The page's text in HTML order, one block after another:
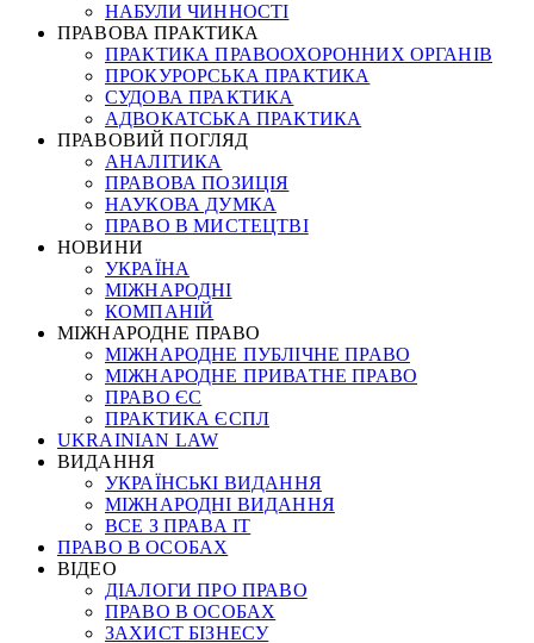
НАБУЛИ ЧИННОСТІ
ПРАВОВА ПРАКТИКА
ПРАКТИКА ПРАВООХОРОННИХ ОРГАНІВ
ПРОКУРОРСЬКА ПРАКТИКА
СУДОВА ПРАКТИКА
АДВОКАТСЬКА ПРАКТИКА
ПРАВОВИЙ ПОГЛЯД
АНАЛІТИКА
ПРАВОВА ПОЗИЦІЯ
НАУКОВА ДУМКА
ПРАВО В МИСТЕЦТВІ
НОВИНИ
УКРАЇНА
МІЖНАРОДНІ
КОМПАНІЙ
МІЖНАРОДНЕ ПРАВО
МІЖНАРОДНЕ ПУБЛІЧНЕ ПРАВО
МІЖНАРОДНЕ ПРИВАТНЕ ПРАВО
ПРАВО ЄС
ПРАКТИКА ЄСПЛ
UKRAINIAN LAW
ВИДАННЯ
УКРАЇНСЬКІ ВИДАННЯ
МІЖНАРОДНІ ВИДАННЯ
ВСЕ З ПРАВА ІТ
ПРАВО В ОСОБАХ
ВІДЕО
ДІАЛОГИ ПРО ПРАВО
ПРАВО В ОСОБАХ
ЗАХИСТ БІЗНЕСУ